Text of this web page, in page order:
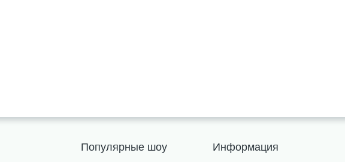
Популярные шоу Информация